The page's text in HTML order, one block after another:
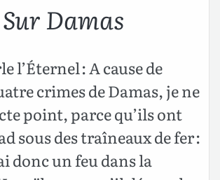
Sur Damas
l’Éternel : A cause de
crimes de Damas, je ne
point, parce qu’ils ont
sous des traîneaux de fer :
donc un feu dans la